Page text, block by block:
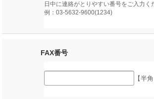
日中に連絡がとりやすい番号をご入力く
例：03-5632-9600(1234)
FAX番号
【半角